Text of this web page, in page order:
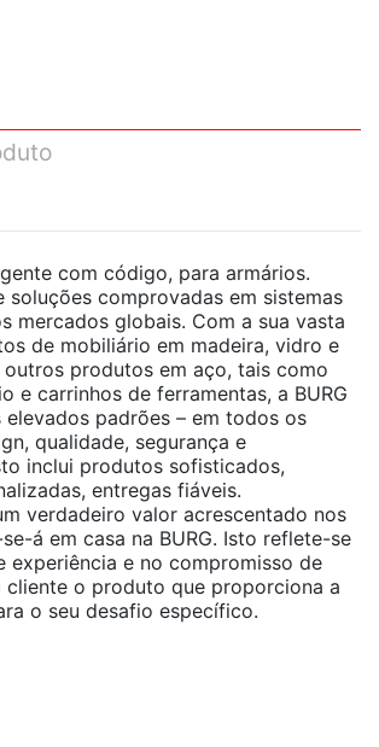
com código, para armários.
soluções comprovadas em sistemas
mercados globais. Com a sua vasta
de mobiliário em madeira, vidro e
produtos em aço, tais como
e carrinhos de ferramentas, a BURG
elevados padrões – em todos os
qualidade, segurança e
inclui produtos sofisticados,
entregas fiáveis.
verdadeiro valor acrescentado nos
á em casa na BURG. Isto reflete-se
experiência e no compromisso de
cliente o produto que proporciona a
o seu desafio específico.